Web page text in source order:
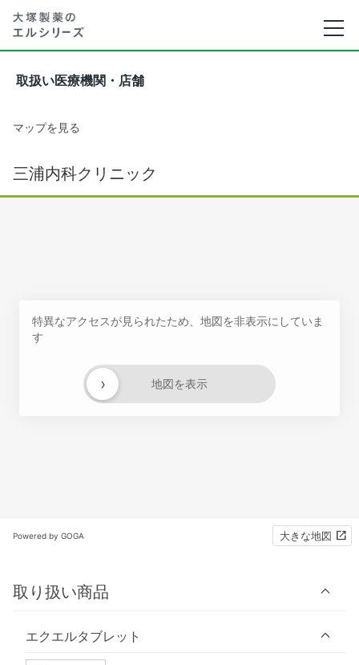
取扱い医療機関・店舗
マップを見る
三浦内科クリニック
特異なアクセスが見られたため、地図を非表示にしていま
す
地図を表示
›
Powered by GOGA 大きな地図
取り扱い商品
エクエルタブレット